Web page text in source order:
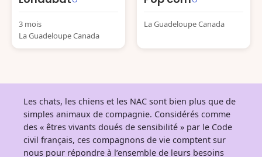
3 mois
La Guadeloupe Canada
La Guadeloupe Canada
Les chats, les chiens et les NAC sont bien plus que de
simples animaux de compagnie. Considérés comme
des « êtres vivants doués de sensibilité » par le Code
civil français, ces compagnons de vie comptent sur
nous pour répondre à l’ensemble de leurs besoins